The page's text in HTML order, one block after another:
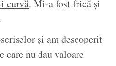
curvă. Mi-a fost frică și
și am descoperit
care nu dau valoare